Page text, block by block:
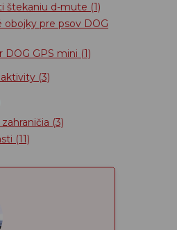
štekaniu d-mute (1)
obojky pre psov DOG
DOG GPS mini (1)
(3)
(3)
(11)